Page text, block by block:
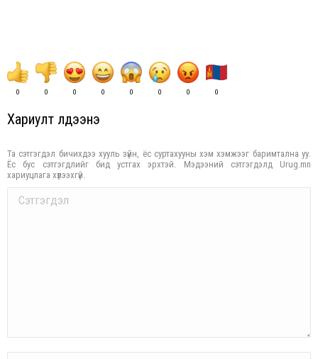
0 0 0 0 0 0 0 0
Хариулт үлдээнэ үү
Та сэтгэгдэл бичихдээ хууль зүйн, ёс суртахууны хэм хэмжээг баримтална уу.
Ёс бус сэтгэгдлийг бид устгах эрхтэй. Мэдээний сэтгэгдэлд Urug.mn
хариуцлага хүлээхгүй.
Comment